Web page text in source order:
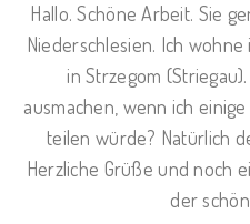
Hallo. Schöne Arbeit. Sie
Niederschlesien. Ich
in Strzegom
ausmachen, wenn ich
teilen würde? Natürlich
Herzliche Grüße und noch
der